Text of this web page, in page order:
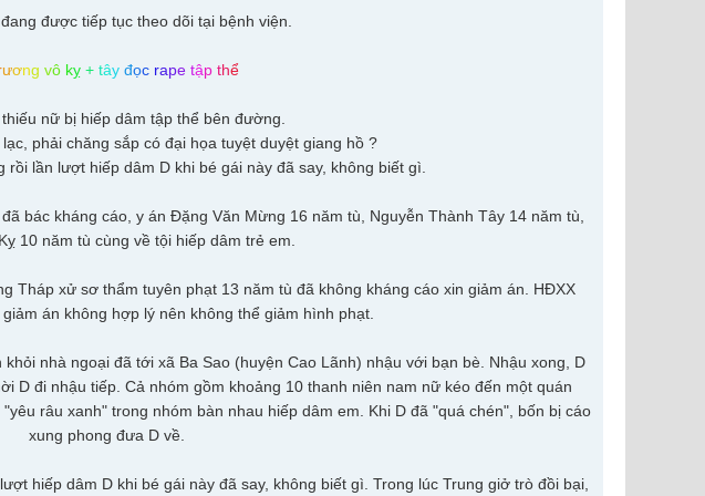
được tiếp tục theo dõi tại bệnh viện.
ương vô kỵ + tây đọc rape tập thể
nữ bị hiếp dâm tập thể bên đường.
lần lượt hiếp dâm D khi bé gái này đã say, không biết gì.
bác kháng cáo, y án Đặng Văn Mừng 16 năm tù, Nguyễn Thành Tây 14 năm tù,
10 năm tù cùng về tội hiếp dâm trẻ em.
Tháp xử sơ thẩm tuyên phạt 13 năm tù đã không kháng cáo xin giảm án. HĐXX
án không hợp lý nên không thể giảm hình phạt.
nhà ngoại đã tới xã Ba Sao (huyện Cao Lãnh) nhậu với bạn bè. Nhậu xong, D
D đi nhậu tiếp. Cả nhóm gồm khoảng 10 thanh niên nam nữ kéo đến một quán
râu xanh" trong nhóm bàn nhau hiếp dâm em. Khi D đã "quá chén", bốn bị cáo
xung phong đưa D về.
hiếp dâm D khi bé gái này đã say, không biết gì. Trong lúc Trung giở trò đồi bại,